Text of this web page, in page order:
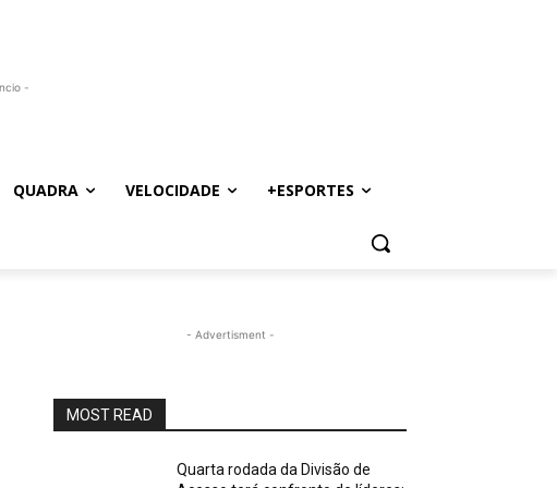
-
QUADRA VELOCIDADE +ESPORTES
- Advertisment -
MOST READ
Quarta rodada da Divisão de